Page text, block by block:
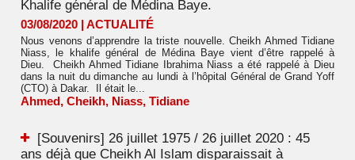
Khalife général de Médina Baye.
03/08/2020 | ACTUALITÉ
Nous venons d’apprendre la triste nouvelle. Cheikh Ahmed Tidiane
Niass, le khalife général de Médina Baye vient d’être rappelé à
Dieu. Cheikh Ahmed Tidiane Ibrahima Niass a été rappelé à Dieu
dans la nuit du dimanche au lundi à l’hôpital Général de Grand Yoff
(CTO) à Dakar. Il était le...
Ahmed, Cheikh, Niass, Tidiane
[Souvenirs] 26 juillet 1975 / 26 juillet 2020 : 45
ans déjà que Cheikh Al Islam disparaissait à